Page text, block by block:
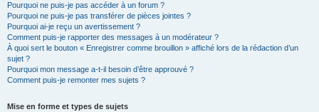
Pourquoi ne puis-je pas accéder à un forum ?
Pourquoi ne puis-je pas transférer de pièces jointes ?
Pourquoi ai-je reçu un avertissement ?
Comment puis-je rapporter des messages à un modérateur ?
À quoi sert le bouton « Enregistrer comme brouillon » affiché lors de la rédaction d’un
sujet ?
Pourquoi mon message a-t-il besoin d’être approuvé ?
Comment puis-je remonter mes sujets ?
Mise en forme et types de sujets